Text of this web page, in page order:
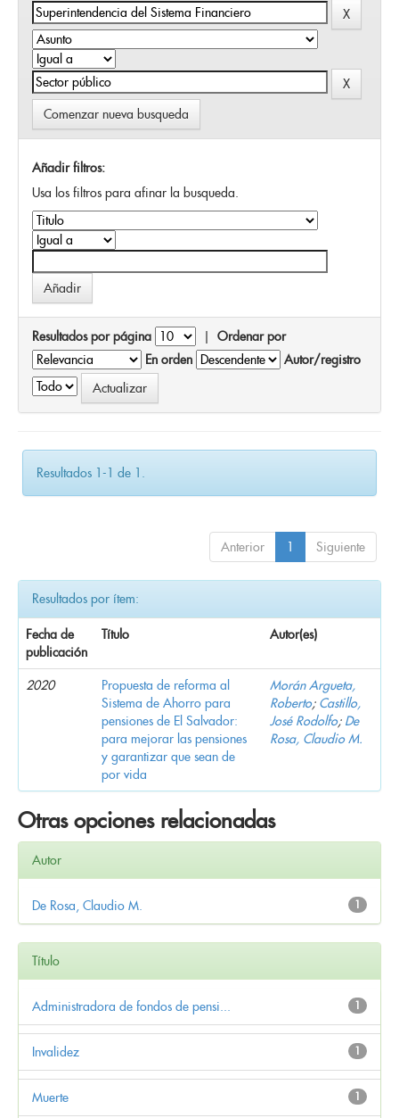
Comenzar nueva busqueda
Añadir filtros:
Usa los filtros para afinar la busqueda.
Resultados por página | Ordenar por
En orden
Autor/registro
Resultados 1-1 de 1.
Anterior 1 Siguiente
Resultados por ítem:
Fecha de
publicación
Título Autor(es)
2020
Propuesta de reforma al
Sistema de Ahorro para
pensiones de El Salvador:
para mejorar las pensiones
y garantizar que sean de
por vida
Morán Argueta,
Roberto; Castillo,
José Rodolfo; De
Rosa, Claudio M.
Otras opciones relacionadas
Autor
1
De Rosa, Claudio M.
Título
1
Administradora de fondos de pensi...
1
Invalidez
1
Muerte